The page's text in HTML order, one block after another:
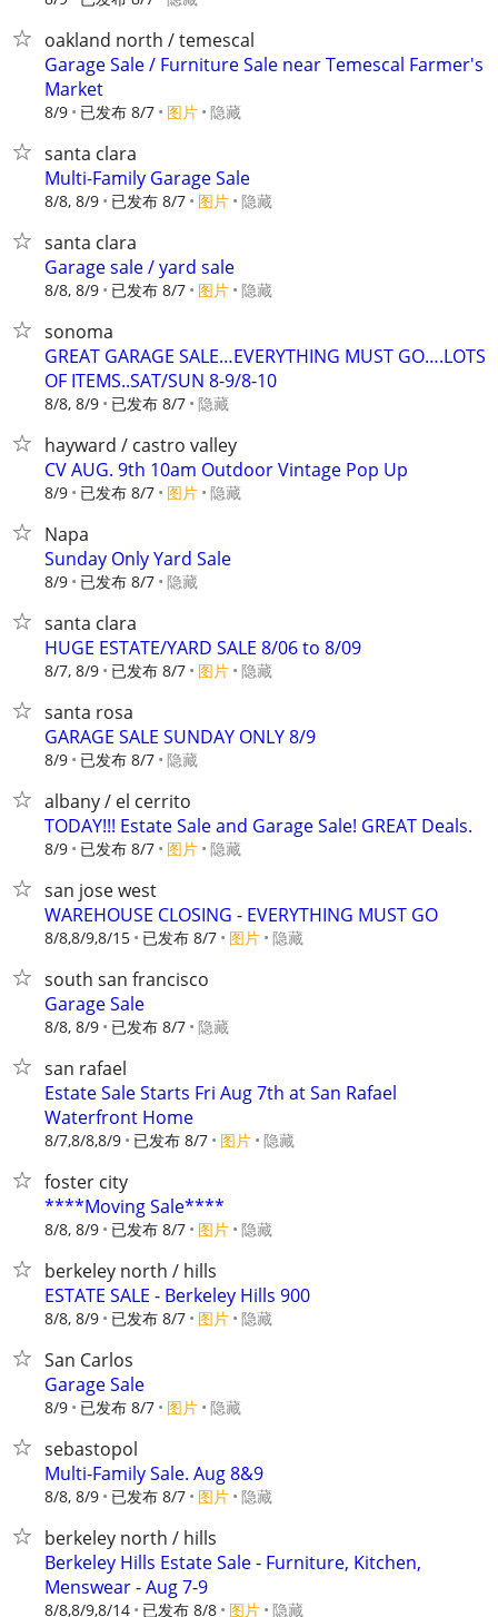
oakland north / temescal
Garage Sale / Furniture Sale near Temescal Farmer's
Market
8/9 已发布 8/7 图片 隐藏
santa clara
Multi-Family Garage Sale
8/8, 8/9 已发布 8/7 图片 隐藏
santa clara
Garage sale / yard sale
8/8, 8/9 已发布 8/7 图片 隐藏
sonoma
GREAT GARAGE SALE…EVERYTHING MUST GO….LOTS
OF ITEMS..SAT/SUN 8-9/8-10
8/8, 8/9 已发布 8/7 隐藏
hayward / castro valley
CV AUG. 9th 10am Outdoor Vintage Pop Up
8/9 已发布 8/7 图片 隐藏
Napa
Sunday Only Yard Sale
8/9 已发布 8/7 隐藏
santa clara
HUGE ESTATE/YARD SALE 8/06 to 8/09
8/7, 8/9 已发布 8/7 图片 隐藏
santa rosa
GARAGE SALE SUNDAY ONLY 8/9
8/9 已发布 8/7 隐藏
albany / el cerrito
TODAY!!! Estate Sale and Garage Sale! GREAT Deals.
8/9 已发布 8/7 图片 隐藏
san jose west
WAREHOUSE CLOSING - EVERYTHING MUST GO
8/8,8/9,8/15 已发布 8/7 图片 隐藏
south san francisco
Garage Sale
8/8, 8/9 已发布 8/7 隐藏
san rafael
Estate Sale Starts Fri Aug 7th at San Rafael
Waterfront Home
8/7,8/8,8/9 已发布 8/7 图片 隐藏
foster city
****Moving Sale****
8/8, 8/9 已发布 8/7 图片 隐藏
berkeley north / hills
ESTATE SALE - Berkeley Hills 900
8/8, 8/9 已发布 8/7 图片 隐藏
San Carlos
Garage Sale
8/9 已发布 8/7 图片 隐藏
sebastopol
Multi-Family Sale. Aug 8&9
8/8, 8/9 已发布 8/7 图片 隐藏
berkeley north / hills
Berkeley Hills Estate Sale - Furniture, Kitchen,
Menswear - Aug 7-9
8/8,8/9,8/14 已发布 8/8 图片 隐藏